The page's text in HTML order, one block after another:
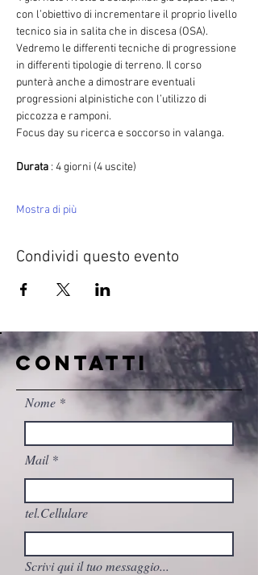
con l’obiettivo di incrementare il proprio livello
tecnico sia in salita che in discesa (OSA).
Vedremo le differenti tecniche di progressione
in differenti tipologie di terreno. Il corso
punterà anche a dimostrare eventuali
progressioni alpinistiche con l’utilizzo di
piccozza e ramponi.
Focus day su ricerca e soccorso in valanga.
Durata : 4 giorni (4 uscite)
Mostra di più
Condividi questo evento
CONTATTI
Nome
Mail
tel.Cellulare
Scrivi qui il tuo messaggio...